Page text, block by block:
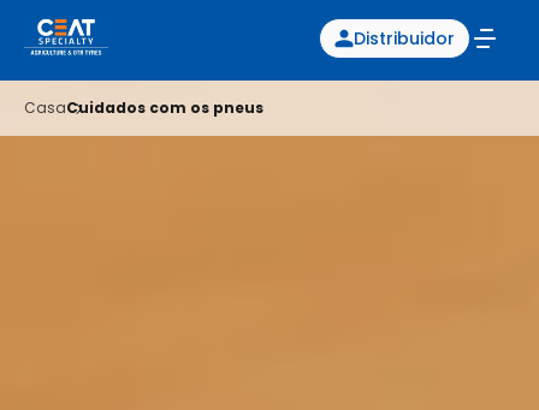
Distribuidor
CasaCuidados com os pneus